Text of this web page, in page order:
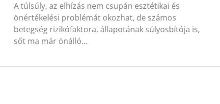
A túlsúly, az elhízás nem csupán esztétikai és
önértékelési problémát okozhat, de számos
betegség rizikófaktora, állapotának súlyosbítója is,
sőt ma már önálló…